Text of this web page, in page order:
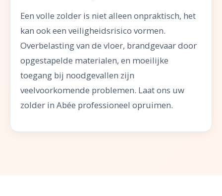
Een volle zolder is niet alleen onpraktisch, het
kan ook een veiligheidsrisico vormen.
Overbelasting van de vloer, brandgevaar door
opgestapelde materialen, en moeilijke
toegang bij noodgevallen zijn
veelvoorkomende problemen. Laat ons uw
zolder in Abée professioneel opruimen.